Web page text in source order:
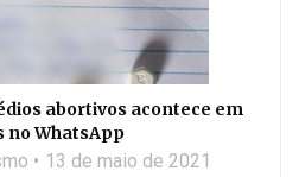
abortivos acontece em
no WhatsApp
13 de maio de 2021